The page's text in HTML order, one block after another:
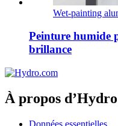
Wet-painting
Peinture humide
brillance
À propos d’Hydro
Données essentielles